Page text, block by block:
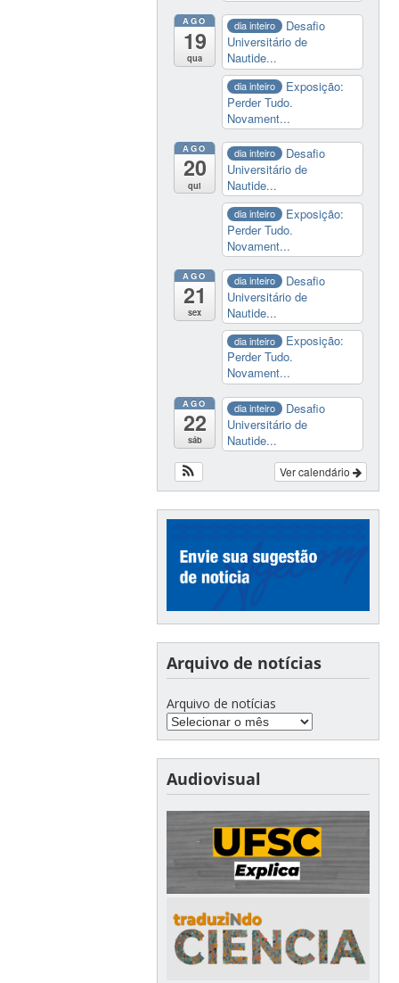
AGO
19
qua
dia inteiro
Desafio
Universitário de
Nautide...
dia inteiro
Exposição:
Perder Tudo.
Novament...
AGO
20
qui
dia inteiro
Desafio
Universitário de
Nautide...
dia inteiro
Exposição:
Perder Tudo.
Novament...
AGO
21
sex
dia inteiro
Desafio
Universitário de
Nautide...
dia inteiro
Exposição:
Perder Tudo.
Novament...
AGO
22
sáb
dia inteiro
Desafio
Universitário de
Nautide...
Ver calendário
Arquivo de notícias
Arquivo de notícias
Audiovisual